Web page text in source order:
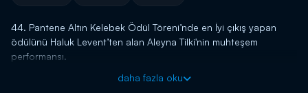
44. Pantene Altın Kelebek Ödül Töreni’nde en İyi çıkış yapan
ödülünü Haluk Levent’ten alan Aleyna Tilki'nin muhteşem
performansı.
daha fazla oku